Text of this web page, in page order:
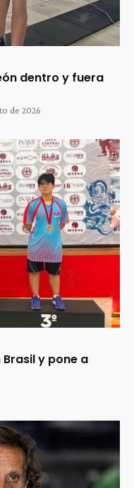
dentro y fuera
de 2026
y pone a